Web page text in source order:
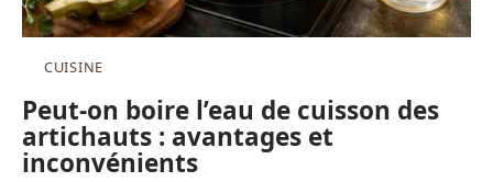
CUISINE
Peut-on boire l’eau de cuisson des
artichauts : avantages et
inconvénients